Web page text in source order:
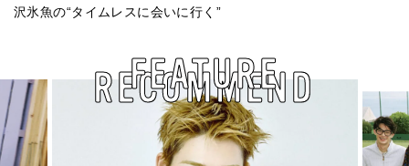
沢氷魚の“タイムレスに会いに行く”
RECOMMEND
FEATURE